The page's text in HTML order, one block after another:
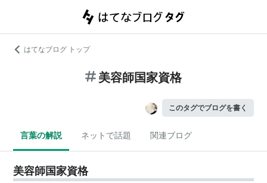
はてなブログ トップ
美容師国家資格
このタグでブログを書く
言葉の解説 ネットで話題 関連ブログ
美容師国家資格